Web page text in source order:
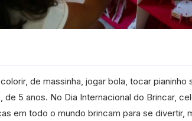
de massinha, jogar bola, tocar
de 5 anos. No Dia Internacional do Brincar,
em todo o mundo brincam para se divertir,